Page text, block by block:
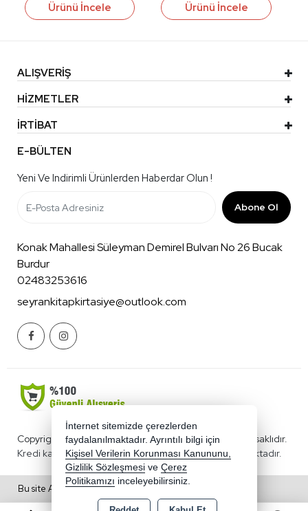
Ürünü İncele Ürünü İncele
ALIŞVERİŞ
HİZMETLER
İRTİBAT
E-BÜLTEN
Yeni Ve Indirimli Ürünlerden Haberdar Olun !
Abone Ol
Konak Mahallesi Süleyman Demirel Bulvarı No 26 Bucak
Burdur
02483253616
seyrankitapkirtasiye@outlook.com
Copyright 2026 benimkirtasiyecim.com - Tüm hakları saklıdır.
Kredi kartı bilgileriniz 256bit SSL sertifikası ile korunmaktadır.
Bu site AKINSOFT E-Ticaret ile hazırlanmıştır.
İnternet sitemizde çerezlerden
faydalanılmaktadır. Ayrıntılı bilgi için
Kişisel Verilerin Korunması Kanununu,
Gizlilik Sözleşmesi ve Çerez
Politikamızı inceleyebilirsiniz.